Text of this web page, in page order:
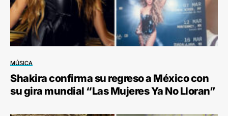
MÚSICA
Shakira confirma su regreso a México con
su gira mundial “Las Mujeres Ya No Lloran”